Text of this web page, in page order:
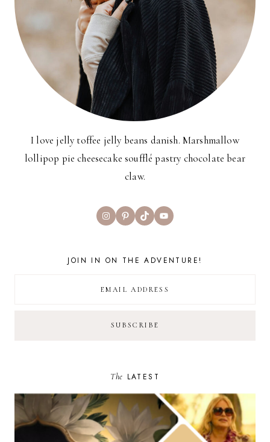
I love jelly toffee jelly beans danish. Marshmallow
lollipop pie cheesecake soufflé pastry chocolate bear
claw.
InstagramPinterest
TikTokYouTube
JOIN IN ON THE ADVENTURE!
The LATEST